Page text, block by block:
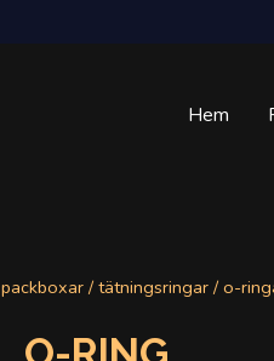
Hem
packboxar / tätningsringar / o-